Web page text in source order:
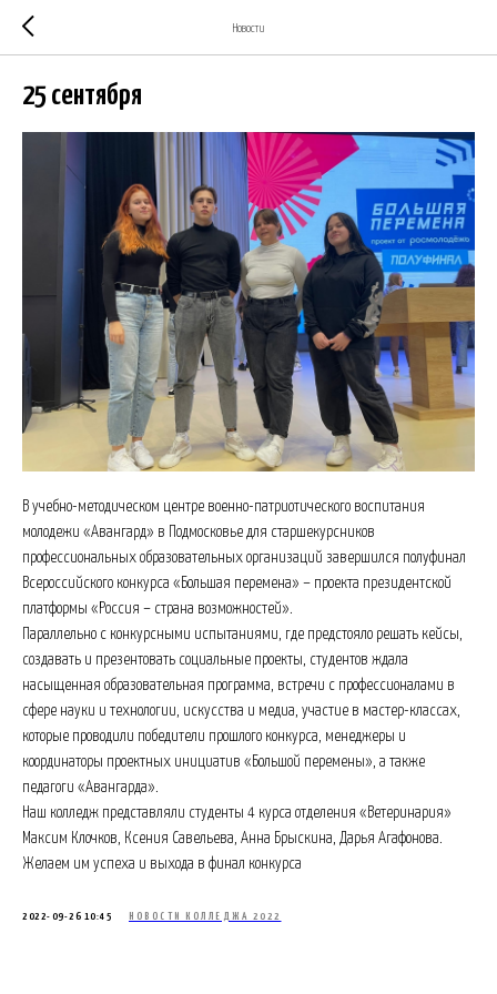
Новости
25 сентября
В учебно-методическом центре военно-патриотического воспитания
молодежи «Авангард» в Подмосковье для старшекурсников
профессиональных образовательных организаций завершился полуфинал
Всероссийского конкурса «Большая перемена» – проекта президентской
платформы «Россия – страна возможностей».
Параллельно с конкурсными испытаниями, где предстояло решать кейсы,
создавать и презентовать социальные проекты, студентов ждала
насыщенная образовательная программа, встречи с профессионалами в
сфере науки и технологии, искусства и медиа, участие в мастер-классах,
которые проводили победители прошлого конкурса, менеджеры и
координаторы проектных инициатив «Большой перемены», а также
педагоги «Авангарда».
Наш колледж представляли студенты 4 курса отделения «Ветеринария»
Максим Клочков, Ксения Савельева, Анна Брыскина, Дарья Агафонова.
Желаем им успеха и выхода в финал конкурса
2022-09-26 10:45 НОВОСТИ КОЛЛЕДЖА 2022